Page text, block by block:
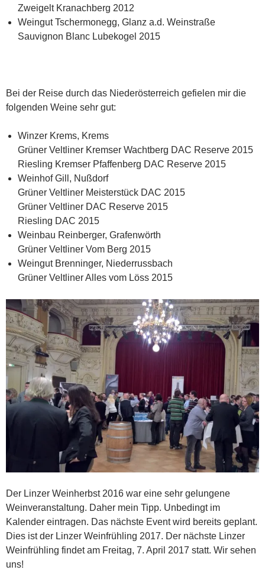
Zweigelt Kranachberg 2012
Weingut Tschermonegg, Glanz a.d. Weinstraße
Sauvignon Blanc Lubekogel 2015
Bei der Reise durch das Niederösterreich gefielen mir die
folgenden Weine sehr gut:
Winzer Krems, Krems
Grüner Veltliner Kremser Wachtberg DAC Reserve 2015
Riesling Kremser Pfaffenberg DAC Reserve 2015
Weinhof Gill, Nußdorf
Grüner Veltliner Meisterstück DAC 2015
Grüner Veltliner DAC Reserve 2015
Riesling DAC 2015
Weinbau Reinberger, Grafenwörth
Grüner Veltliner Vom Berg 2015
Weingut Brenninger, Niederrussbach
Grüner Veltliner Alles vom Löss 2015
Der Linzer Weinherbst 2016 war eine sehr gelungene
Weinveranstaltung. Daher mein Tipp. Unbedingt im
Kalender eintragen. Das nächste Event wird bereits geplant.
Dies ist der Linzer Weinfrühling 2017. Der nächste Linzer
Weinfrühling findet am Freitag, 7. April 2017 statt. Wir sehen
uns!